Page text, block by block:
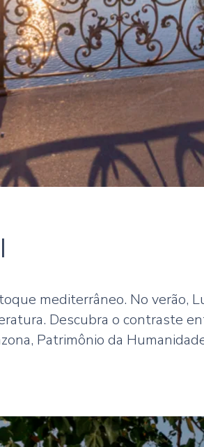
mediterrâneo. No verão,
Descubra o contraste
Patrimônio da